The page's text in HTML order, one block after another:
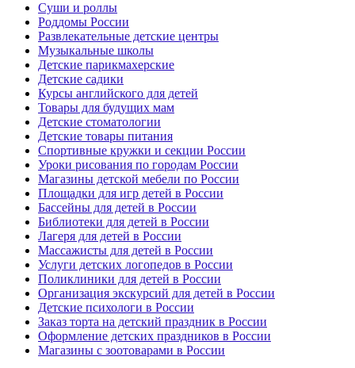
Суши и роллы
Роддомы России
Развлекательные детские центры
Музыкальные школы
Детские парикмахерские
Детские садики
Курсы английского для детей
Товары для будущих мам
Детские стоматологии
Детские товары питания
Спортивные кружки и секции России
Уроки рисования по городам России
Магазины детской мебели по России
Площадки для игр детей в России
Бассейны для детей в России
Библиотеки для детей в России
Лагеря для детей в России
Массажисты для детей в России
Услуги детских логопедов в России
Поликлиники для детей в России
Организация экскурсий для детей в России
Детские психологи в России
Заказ торта на детский праздник в России
Оформление детских праздников в России
Магазины с зоотоварами в России